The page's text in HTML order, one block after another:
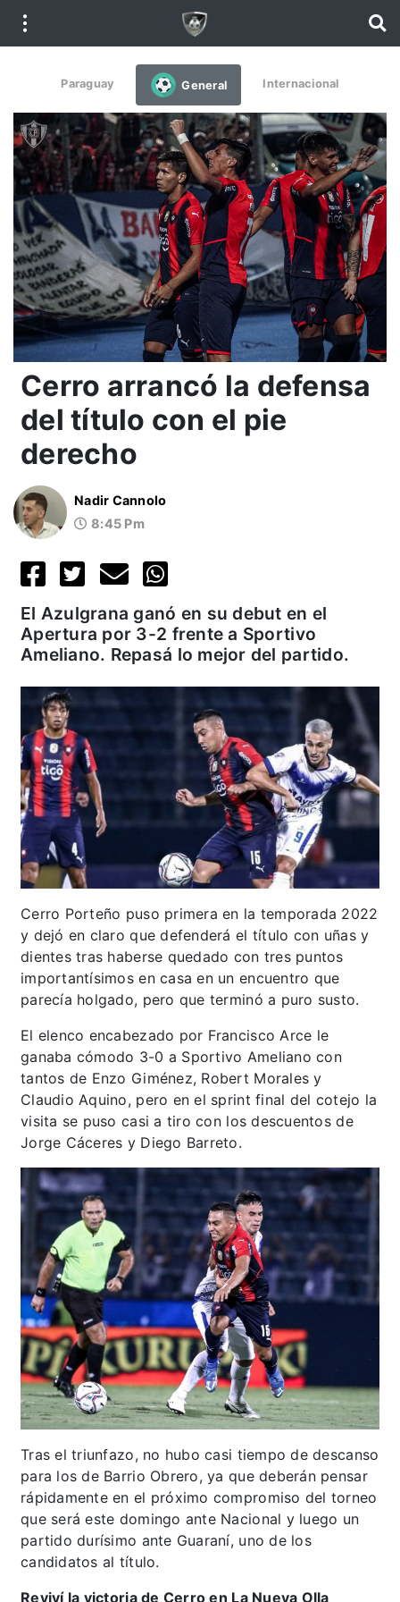
Paraguay General Internacional
Cerro arrancó la defensa
del título con el pie
derecho
Nadir Cannolo
8:45 Pm
El Azulgrana ganó en su debut en el
Apertura por 3-2 frente a Sportivo
Ameliano. Repasá lo mejor del partido.
Cerro Porteño puso primera en la temporada 2022
y dejó en claro que defenderá el título con uñas y
dientes tras haberse quedado con tres puntos
importantísimos en casa en un encuentro que
parecía holgado, pero que terminó a puro susto.
El elenco encabezado por Francisco Arce le
ganaba cómodo 3-0 a Sportivo Ameliano con
tantos de Enzo Giménez, Robert Morales y
Claudio Aquino, pero en el sprint final del cotejo la
visita se puso casi a tiro con los descuentos de
Jorge Cáceres y Diego Barreto.
Tras el triunfazo, no hubo casi tiempo de descanso
para los de Barrio Obrero, ya que deberán pensar
rápidamente en el próximo compromiso del torneo
que será este domingo ante Nacional y luego un
partido durísimo ante Guaraní, uno de los
candidatos al título.
Reviví la victoria de Cerro en La Nueva Olla